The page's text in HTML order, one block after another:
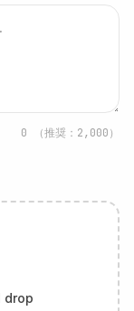
0 （推奨：2,000）
drop